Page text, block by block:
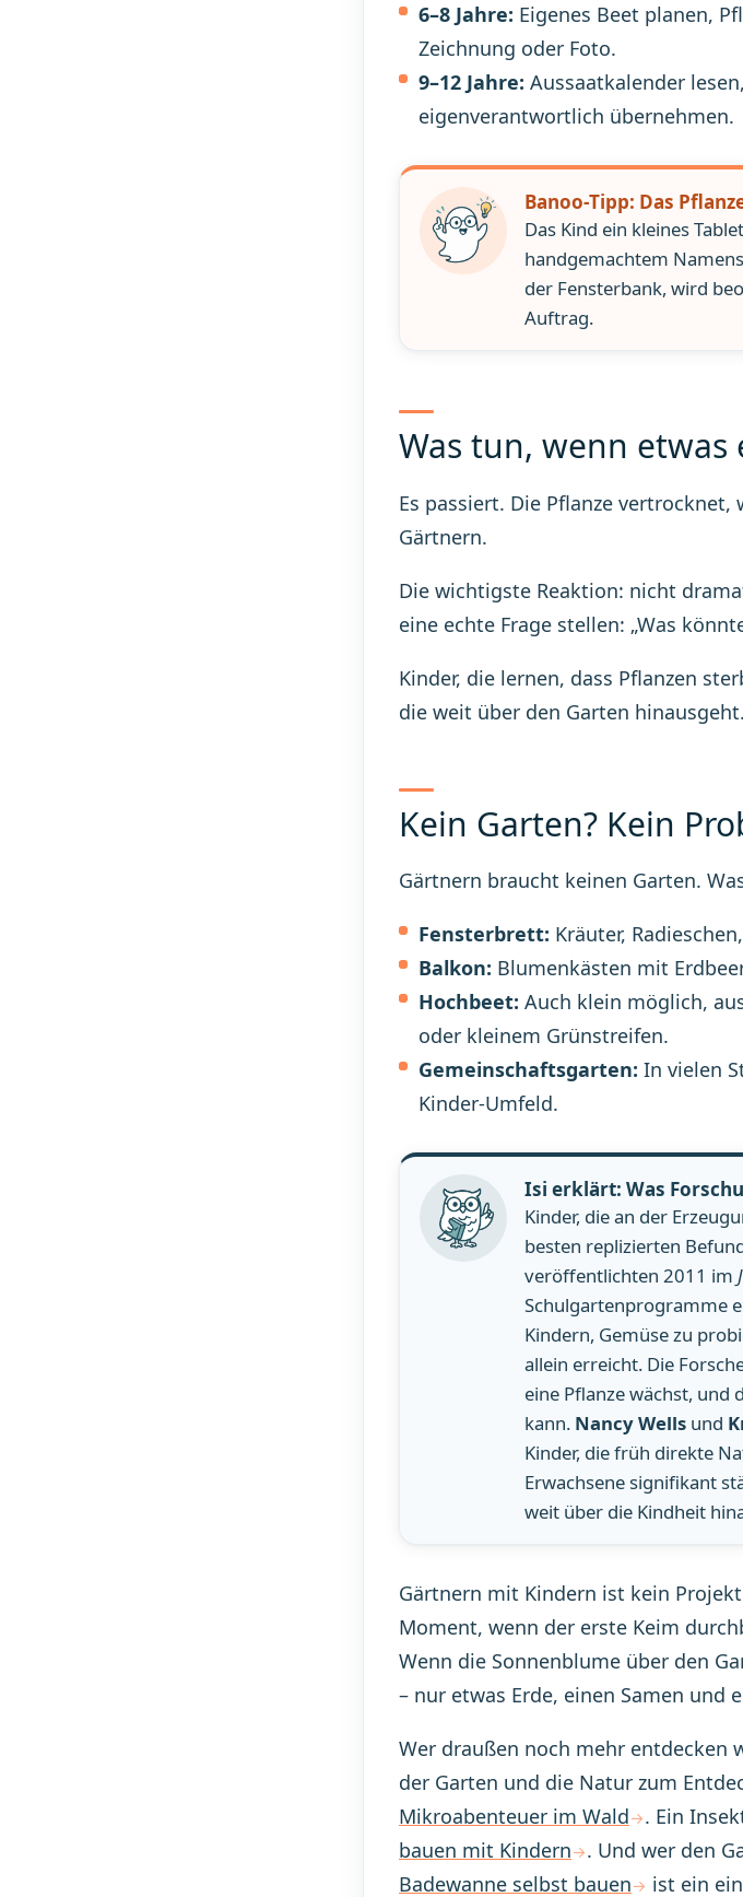
6–8 Jahre: Eigenes Beet planen,
Zeichnung oder Foto.
9–12 Jahre: Aussaatkalender
eigenverantwortlich übernehmen.
Banoo-Tipp: Das
Das Kind ein kleines
handgemachtem
der Fensterbank, wird
Auftrag.
Was tun, wenn etwas
Es passiert. Die Pflanze
Gärtnern.
Die wichtigste Reaktion: nicht
eine echte Frage stellen: „Was
Kinder, die lernen, dass Pflanzen
die weit über den Garten hinausgeht.
Kein Garten? Kein
Gärtnern braucht keinen Garten.
Fensterbrett: Kräuter,
Balkon: Blumenkästen mit
Hochbeet: Auch klein möglich,
oder kleinem Grünstreifen.
Gemeinschaftsgarten: In vielen
Kinder-Umfeld.
Isi erklärt: Was
Kinder, die an der
besten replizierten
veröffentlichten 2011 im
Schulgartenprogramme
Kindern, Gemüse zu
allein erreicht. Die
eine Pflanze wächst, und
kann. Nancy Wells und
Kinder, die früh direkte
Erwachsene signifikant
weit über die Kindheit
Gärtnern mit Kindern ist kein
Moment, wenn der erste Keim
Wenn die Sonnenblume über den
– nur etwas Erde, einen Samen und
Wer draußen noch mehr entdecken
der Garten und die Natur zum
Mikroabenteuer im Wald
. Ein
bauen mit Kindern
. Und wer den
Badewanne selbst bauen
ist ein